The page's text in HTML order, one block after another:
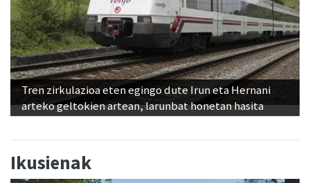
Tren zirkulazioa eten egingo dute Irun eta Hernani
arteko geltokien artean, larunbat honetan hasita
Ikusienak